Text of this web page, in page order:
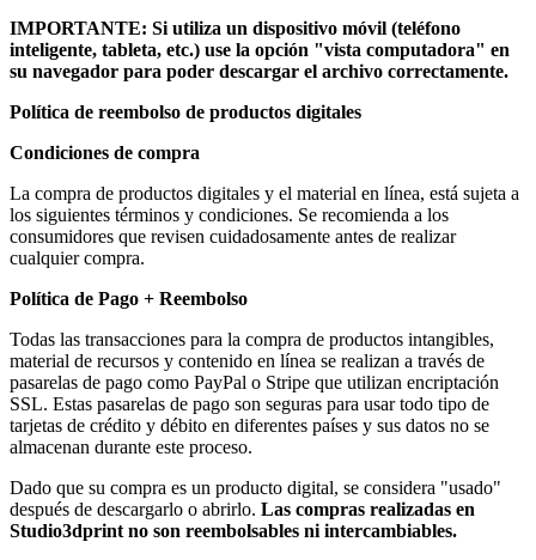
IMPORTANTE: Si utiliza un dispositivo móvil (teléfono
inteligente, tableta, etc.) use la opción "vista computadora" en
su navegador para poder descargar el archivo correctamente.
Política de reembolso de productos digitales
Condiciones de compra
La compra de productos digitales y el material en línea, está sujeta a
los siguientes términos y condiciones. Se recomienda a los
consumidores que revisen cuidadosamente antes de realizar
cualquier compra.
Política de Pago + Reembolso
Todas las transacciones para la compra de productos intangibles,
material de recursos y contenido en línea se realizan a través de
pasarelas de pago como PayPal o Stripe que utilizan encriptación
SSL. Estas pasarelas de pago son seguras para usar todo tipo de
tarjetas de crédito y débito en diferentes países y sus datos no se
almacenan durante este proceso.
Dado que su compra es un producto digital, se considera "usado"
después de descargarlo o abrirlo. Las compras realizadas en
Studio3dprint no son reembolsables ni intercambiables.